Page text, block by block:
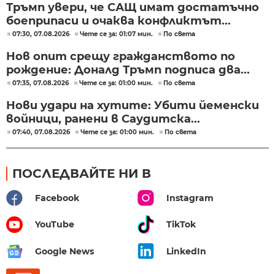
Тръмп увери, че САЩ имат достатъчно
боеприпаси и очаква конфликтът...
07:30, 07.08.2026 Чете се за: 01:07 мин. По света
Нов опит срещу гражданството по
рождение: Доналд Тръмп подписа два...
07:35, 07.08.2026 Чете се за: 01:00 мин. По света
Нови удари на хутите: Убити йеменски
войници, ранени в Саудитска...
07:40, 07.08.2026 Чете се за: 01:00 мин. По света
ПОСЛЕДВАЙТЕ НИ В
Facebook Instagram
YouTube TikTok
Google News LinkedIn